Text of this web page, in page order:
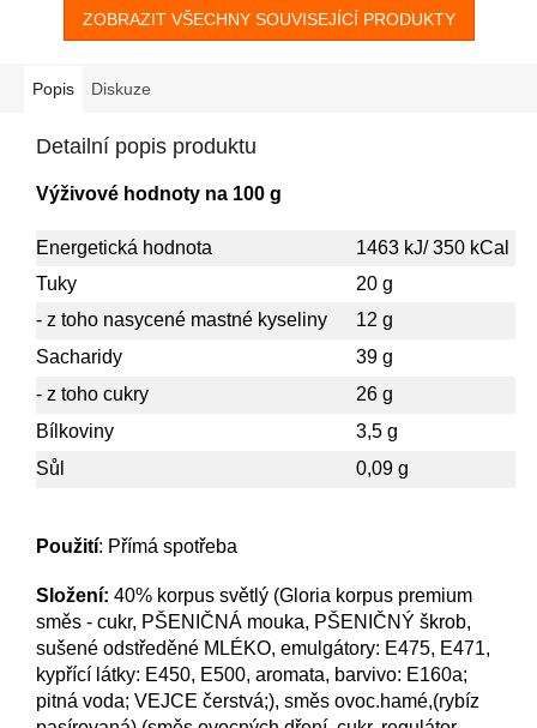
ZOBRAZIT VŠECHNY SOUVISEJÍCÍ PRODUKTY
Popis Diskuze
Detailní popis produktu
Výživové hodnoty na 100 g
Energetická hodnota
1463 kJ/ 350 kCal
Tuky
20 g
- z toho nasycené mastné kyseliny
12 g
Sacharidy
39 g
- z toho cukry
26 g
Bílkoviny
3,5 g
Sůl
0,09 g
Použití: Přímá spotřeba
Složení: 40% korpus světlý (Gloria korpus premium
směs - cukr, PŠENIČNÁ mouka, PŠENIČNÝ škrob,
sušené odstředěné MLÉKO, emulgátory: E475, E471,
kypřící látky: E450, E500, aromata, barvivo: E160a;
pitná voda; VEJCE čerstvá;), směs ovoc.hamé,(rybíz